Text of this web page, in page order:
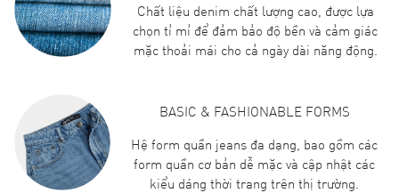
Chất liệu denim chất lượng cao, được lựa
chọn tỉ mỉ để đảm bảo độ bền và cảm giác
mặc thoải mái cho cả ngày dài năng động.
BASIC & FASHIONABLE FORMS
Hệ form quần jeans đa dạng, bao gồm các
form quần cơ bản dễ mặc và cập nhật các
kiểu dáng thời trang trên thị trường.